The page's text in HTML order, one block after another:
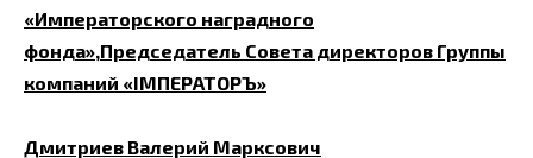
«Императорского наградного
фонда»,Председатель Совета директоров Группы
компаний «IМПЕРАТОРЪ»
Дмитриев Валерий Марксович